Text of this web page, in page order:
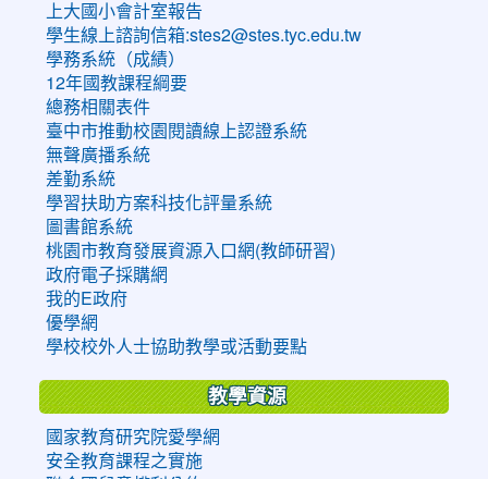
上大國小會計室報告
學生線上諮詢信箱:stes2@stes.tyc.edu.tw
學務系統（成績）
12年國教課程綱要
總務相關表件
臺中市推動校園閱讀線上認證系統
無聲廣播系統
差勤系統
學習扶助方案科技化評量系統
圖書館系統
桃園市教育發展資源入口網(教師研習)
政府電子採購網
我的E政府
優學網
學校校外人士協助教學或活動要點
教學資源
國家教育研究院愛學網
安全教育課程之實施